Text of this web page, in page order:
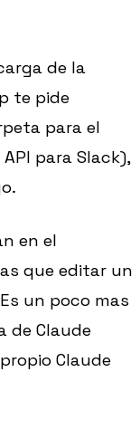
de la
te pide
para el
para Slack),
en el
que editar un
un poco mas
de Claude
Claude